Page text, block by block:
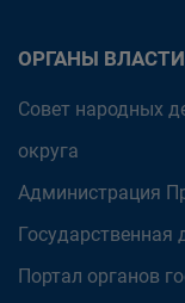
ОРГАНЫ ВЛАСТИ
Совет народных
округа
Администрация
Портал органов